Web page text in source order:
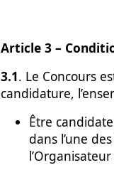
Article 3 –
3.1. Le Concours
candidature,
Être
dans l’une
l’Organisateur